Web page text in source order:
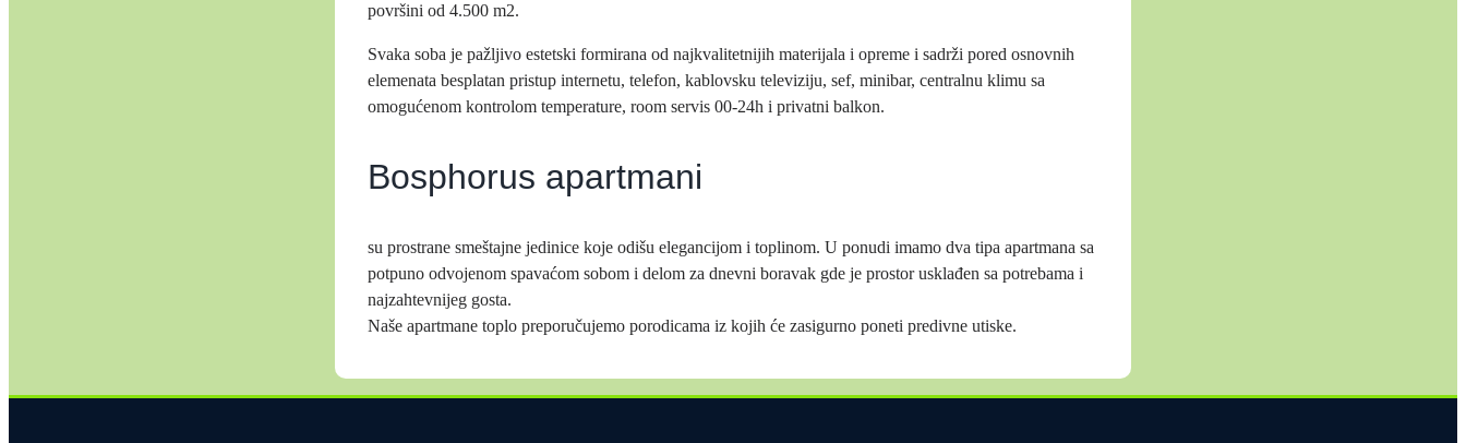
površini od 4.500 m2.
Svaka soba je pažljivo estetski formirana od najkvalitetnijih materijala i opreme i sadrži pored osnovnih
elemenata besplatan pristup internetu, telefon, kablovsku televiziju, sef, minibar, centralnu klimu sa
omogućenom kontrolom temperature, room servis 00-24h i privatni balkon.
Bosphorus apartmani
su prostrane smeštajne jedinice koje odišu elegancijom i toplinom. U ponudi imamo dva tipa apartmana sa
potpuno odvojenom spavaćom sobom i delom za dnevni boravak gde je prostor usklađen sa potrebama i
najzahtevnijeg gosta.
Naše apartmane toplo preporučujemo porodicama iz kojih će zasigurno poneti predivne utiske.